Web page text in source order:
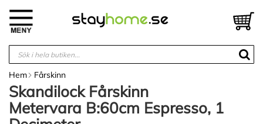
innehållet
Hem Fårskinn
Skandilock Fårskinn
Metervara B:60cm Espresso, 1